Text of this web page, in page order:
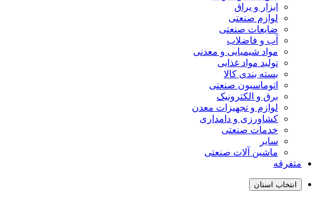
ابزار و یراق
لوازم صنعتی
ضایعات صنعتی
آب و فاضلاب
مواد شیمیایی و معدنی
تولید مواد غذایی
بسته بندی کالا
اتوماسیون صنعتی
برق و الکترونیک
لوازم و تجهیزات معدن
کشاورزی و دامداری
خدمات صنعتی
سایر
ماشین آلات صنعتی
متفرقه
انتخاب استان